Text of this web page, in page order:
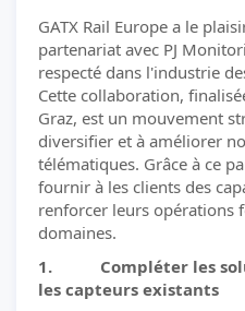
GATX Rail Europe a le
partenariat avec PJ
respecté dans l'industrie
Cette collaboration,
Graz, est un mouvement
diversifier et à améliorer
télématiques. Grâce à ce
fournir à les clients des
renforcer leurs opérations
domaines.
1. Compléter les
les capteurs existants